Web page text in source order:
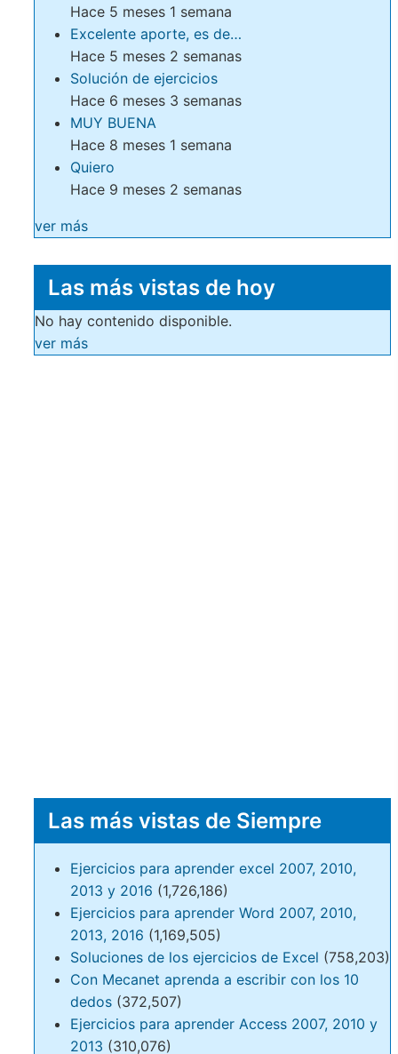
Hace 5 meses 1 semana
Excelente aporte, es de…
Hace 5 meses 2 semanas
Solución de ejercicios
Hace 6 meses 3 semanas
MUY BUENA
Hace 8 meses 1 semana
Quiero
Hace 9 meses 2 semanas
ver más
Las más vistas de hoy
No hay contenido disponible.
ver más
Las más vistas de Siempre
Ejercicios para aprender excel 2007, 2010,
2013 y 2016 (1,726,186)
Ejercicios para aprender Word 2007, 2010,
2013, 2016 (1,169,505)
Soluciones de los ejercicios de Excel (758,203)
Con Mecanet aprenda a escribir con los 10
dedos (372,507)
Ejercicios para aprender Access 2007, 2010 y
2013 (310,076)